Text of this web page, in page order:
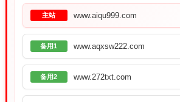
主站 www.aiqu999.com
备用1 www.aqxsw222.com
备用2 www.272txt.com